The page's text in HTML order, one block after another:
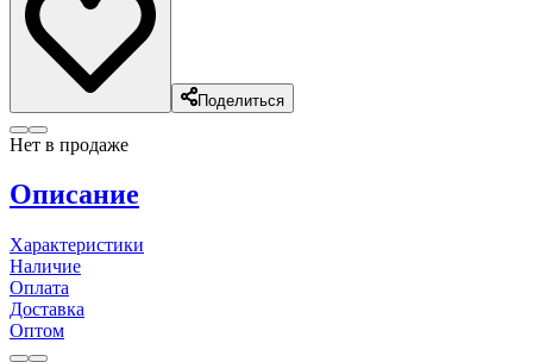
Поделиться
Нет в продаже
Описание
Характеристики
Наличие
Оплата
Доставка
Оптом